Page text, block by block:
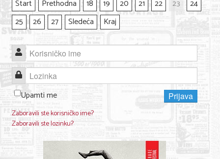
Start
Prethodna 18 19 20 21 22 23
24
25
26 27 Sledeća Kraj
Korisničko ime
Lozinka
Upamti me
Prijava
Zaboravili ste korisničko ime?
Zaboravili ste lozinku?